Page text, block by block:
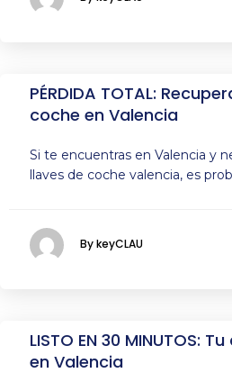
PÉRDIDA TOTAL:
coche en Valencia
Si te encuentras en Valencia y
llaves de coche valencia, es
By keyCLAU
LISTO EN 30 MINUTOS:
en Valencia